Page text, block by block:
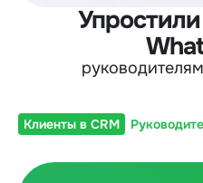
Клиенты в CRM